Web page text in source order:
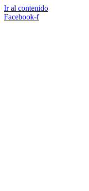
Ir al contenido
Facebook-f